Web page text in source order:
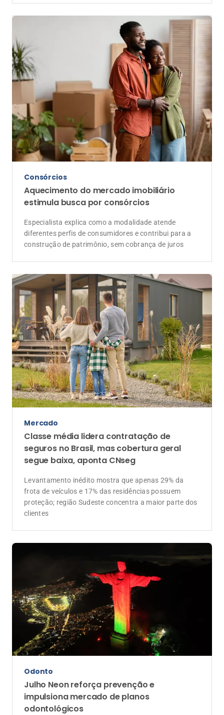
Consórcios
Aquecimento do mercado imobiliário
estimula busca por consórcios
Especialista explica como a modalidade atende
diferentes perfis de consumidores e contribui para a
construção de patrimônio, sem cobrança de juros
Mercado
Classe média lidera contratação de
seguros no Brasil, mas cobertura geral
segue baixa, aponta CNseg
Levantamento inédito mostra que apenas 29% da
frota de veículos e 17% das residências possuem
proteção; região Sudeste concentra a maior parte dos
clientes
Odonto
Julho Neon reforça prevenção e
impulsiona mercado de planos
odontológicos